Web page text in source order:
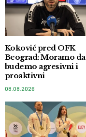
Koković pred OFK
Beograd: Moramo da
budemo agresivni i
proaktivni
08.08.2026